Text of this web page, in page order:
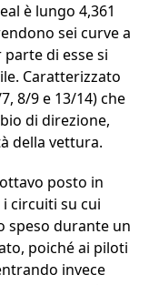
è lungo 4,361
sei curve a
di esse si
Caratterizzato
8/9 e 13/14) che
di direzione,
della vettura.
posto in
circuiti su cui
speso durante un
poiché ai piloti
invece